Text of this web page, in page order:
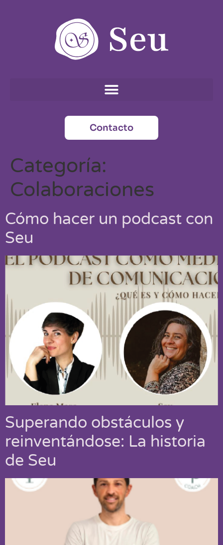
Contacto
Categoría:
Colaboraciones
Cómo hacer un podcast con
Seu
Superando obstáculos y
reinventándose: La historia
de Seu